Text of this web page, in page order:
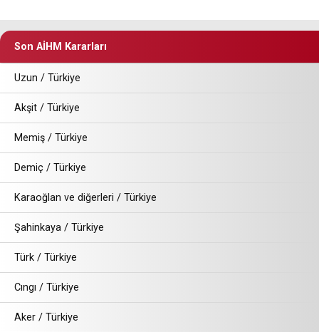
Son AİHM Kararları
Uzun / Türkiye
Akşit / Türkiye
Memiş / Türkiye
Demiç / Türkiye
Karaoğlan ve diğerleri / Türkiye
Şahinkaya / Türkiye
Türk / Türkiye
Cıngı / Türkiye
Aker / Türkiye